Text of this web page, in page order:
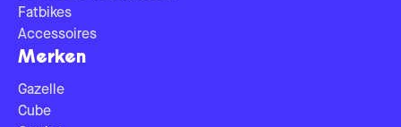
Fatbikes
Accessoires
Merken
Gazelle
Cube